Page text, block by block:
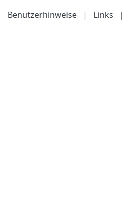
Benutzerhinweise
| Links |